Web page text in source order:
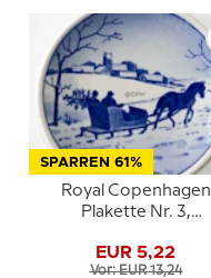
SPARREN 61%
Royal Copenhagen
Plakette Nr. 3,
EUR 5,22
Vor: EUR 13,24